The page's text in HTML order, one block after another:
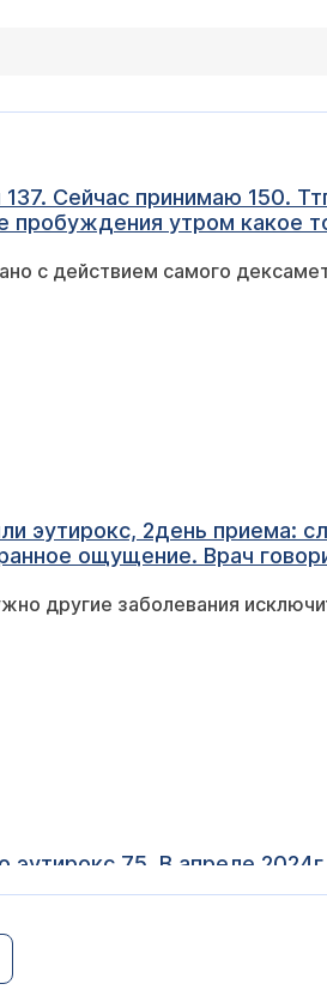
Сейчас принимаю 150.
пробуждения утром какое
пойму. Пробовал не пить
с действием самого
эутирокс, 2день приема:
ощущение. Врач
другие заболевания
75. В апреле
0,138. Что это значит?
подходит. По звонку на сайте
Я ознакомлюсь с данными